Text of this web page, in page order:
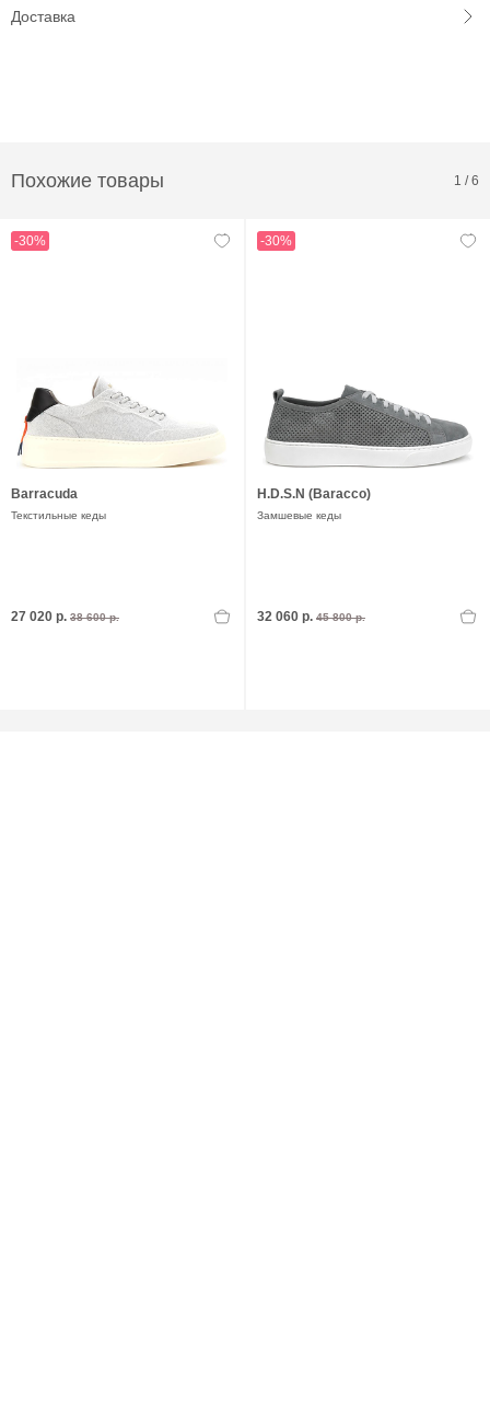
Доставка
Похожие товары 1 /6
-30%
Barracuda
Текстильные кеды
27 020 р. 38 600 р.
-30%
H.D.S.N (Baracco)
Замшевые кеды
32 060 р. 45 800 р.